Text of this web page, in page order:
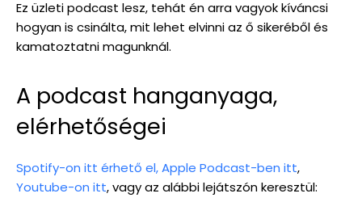
Ez üzleti podcast lesz, tehát én arra vagyok kíváncsi
hogyan is csinálta, mit lehet elvinni az ő sikeréből és
kamatoztatni magunknál.
A podcast hanganyaga,
elérhetőségei
Spotify-on itt érhető el,Apple Podcast-ben itt,
Youtube-on itt, vagy az alábbi lejátszón keresztül: